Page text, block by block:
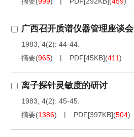
广西召开质谱仪器管理座谈会
1983, 4(2): 44-44.
摘要(965) PDF[45KB](411)
离子探针灵敏度的研讨
1983, 4(2): 45-45.
摘要(1386) PDF[397KB](504)